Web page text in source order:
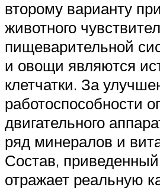
второму варианту
животного
пищеварительной
и овощи являются
клетчатки. За
работоспособности
двигательного
ряд минералов и
Состав, приведенный
отражает реальную